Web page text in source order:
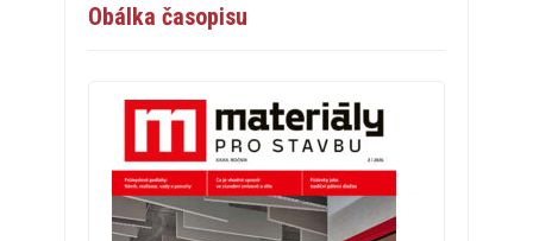
Obálka časopisu